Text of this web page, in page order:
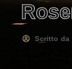
Scritto da